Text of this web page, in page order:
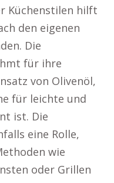
Küchenstilen hilft
den eigenen
Die
für ihre
von Olivenöl,
für leichte und
ist. Die
eine Rolle,
wie
oder Grillen